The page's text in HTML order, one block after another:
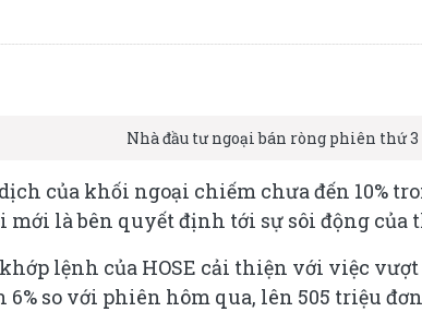
Nhà đầu tư ngoại bán ròng phiên thứ
của khối ngoại chiếm chưa đến 10%
mới là bên quyết định tới sự sôi động của
lệnh của HOSE cải thiện với việc
6% so với phiên hôm qua, lên 505 triệu